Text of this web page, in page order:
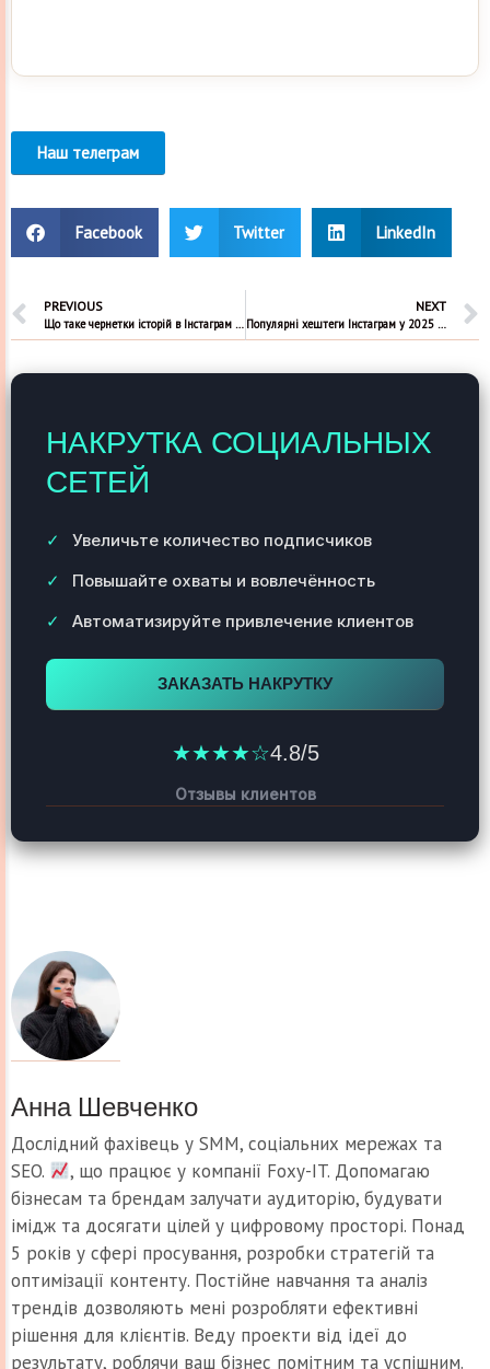
Наш телеграм
Facebook Twitter LinkedIn
PREVIOUS
Що таке чернетки історій в Інстаграм і як з ними працювати
NEXT
Популярні хештеги Інстаграм у 2025 році
НАКРУТКА СОЦИАЛЬНЫХ
СЕТЕЙ
Увеличьте количество подписчиков
Повышайте охваты и вовлечённость
Автоматизируйте привлечение клиентов
ЗАКАЗАТЬ НАКРУТКУ
★★★★☆4.8/5
Отзывы клиентов
Анна Шевченко
Дослідний фахівець у SMM, соціальних мережах та
SEO.
, що працює у компанії Foxy-IT. Допомагаю
бізнесам та брендам залучати аудиторію, будувати
імідж та досягати цілей у цифровому просторі. Понад
5 років у сфері просування, розробки стратегій та
оптимізації контенту. Постійне навчання та аналіз
трендів дозволяють мені розробляти ефективні
рішення для клієнтів. Веду проекти від ідеї до
результату, роблячи ваш бізнес помітним та успішним.